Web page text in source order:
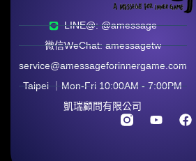
LINE@: @amessage
微信WeChat: amessagetw
service@amessageforinnergame.com
Taipei ｜Mon-Fri 10:00AM - 7:00PM
凱瑞顧問有限公司